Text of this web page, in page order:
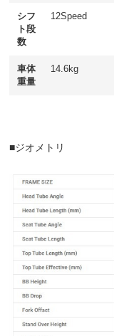
シフ
ト段
数
12Speed
車体
重量
14.6kg
■ジオメトリ